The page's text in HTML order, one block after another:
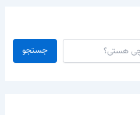
جستجو